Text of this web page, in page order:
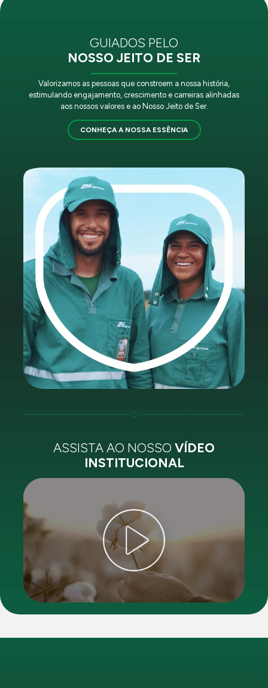
GUIADOS PELO
NOSSO JEITO DE SER
Valorizamos as pessoas que constroem a nossa história,
estimulando engajamento, crescimento e carreiras alinhadas
aos nossos valores e ao Nosso Jeito de Ser.
CONHEÇA A NOSSA ESSÊNCIA
ASSISTA AO NOSSO VÍDEO
INSTITUCIONAL